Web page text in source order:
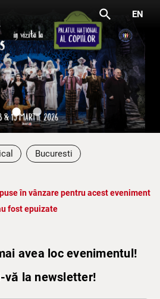
search EN
lens lens
Bucuresti
în vânzare pentru acest eveniment
fost epuizate
avea loc evenimentul!
vă la newsletter!